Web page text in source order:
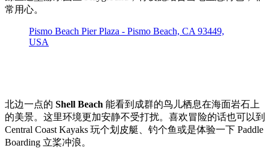
常用心。
Pismo Beach Pier Plaza - Pismo Beach, CA 93449,
USA
北边一点的 Shell Beach 能看到成群的鸟儿栖息在海面岩石上
的美景。这里环境更加安静不受打扰。喜欢冒险的话也可以到
Central Coast Kayaks 玩个划皮艇、钓个鱼或是体验一下 Paddle
Boarding 立桨冲浪。